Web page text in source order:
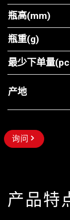
瓶高(mm)
瓶重(g)
最少下单量
产地
询问
产品特